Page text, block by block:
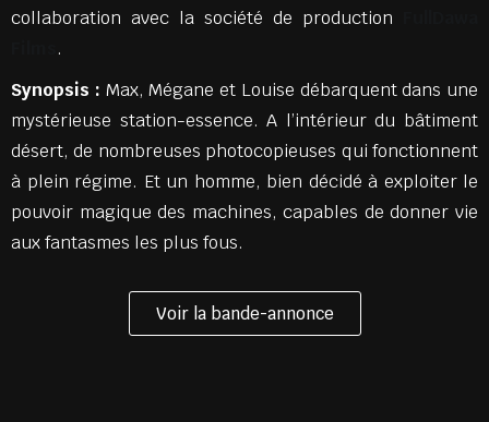
collaboration avec la société de production
.
Synopsis : Max, Mégane et Louise débarquent dans une
mystérieuse station-essence. A l’intérieur du bâtiment
désert, de nombreuses photocopieuses qui fonctionnent
à plein régime. Et un homme, bien décidé à exploiter le
pouvoir magique des machines, capables de donner vie
aux fantasmes les plus fous.
Voir la bande-annonce